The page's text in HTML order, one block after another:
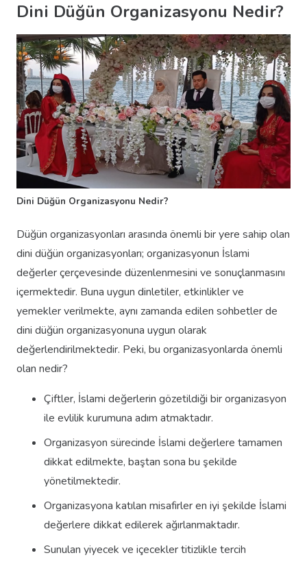
Dini Düğün Organizasyonu Nedir?
Dini Düğün Organizasyonu Nedir?
Düğün organizasyonları arasında önemli bir yere sahip olan
dini düğün organizasyonları; organizasyonun İslami
değerler çerçevesinde düzenlenmesini ve sonuçlanmasını
içermektedir. Buna uygun dinletiler, etkinlikler ve
yemekler verilmekte, aynı zamanda edilen sohbetler de
dini düğün organizasyonuna uygun olarak
değerlendirilmektedir. Peki, bu organizasyonlarda önemli
olan nedir?
Çiftler, İslami değerlerin gözetildiği bir organizasyon
ile evlilik kurumuna adım atmaktadır.
Organizasyon sürecinde İslami değerlere tamamen
dikkat edilmekte, baştan sona bu şekilde
yönetilmektedir.
Organizasyona katılan misafirler en iyi şekilde İslami
değerlere dikkat edilerek ağırlanmaktadır.
Sunulan yiyecek ve içecekler titizlikle tercih